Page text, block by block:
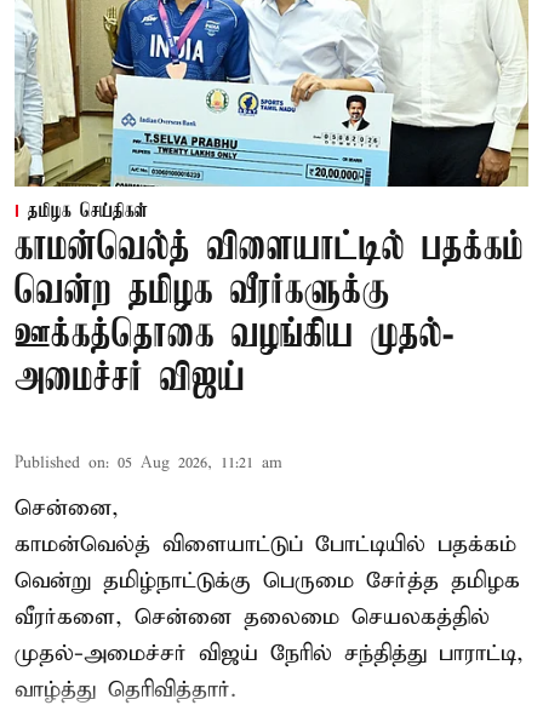
தமிழக செய்திகள்
காமன்வெல்த் விளையாட்டில் பதக்கம்
வென்ற தமிழக வீரர்களுக்கு
ஊக்கத்தொகை வழங்கிய முதல்-
அமைச்சர் விஜய்
Published on: 05 Aug 2026, 11:21 am
சென்னை,
காமன்வெல்த் விளையாட்டுப் போட்டியில் பதக்கம்
வென்று தமிழ்நாட்டுக்கு பெருமை சேர்த்த தமிழக
வீரர்களை, சென்னை தலைமை செயலகத்தில்
முதல்-அமைச்சர் விஜய் நேரில் சந்தித்து பாராட்டி,
வாழ்த்து தெரிவித்தார்.